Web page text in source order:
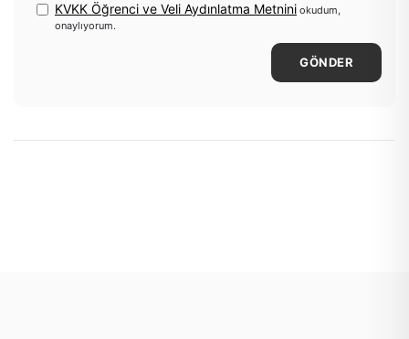
KVKK Öğrenci ve Veli Aydınlatma Metnini okudum,
onaylıyorum.
GÖNDER